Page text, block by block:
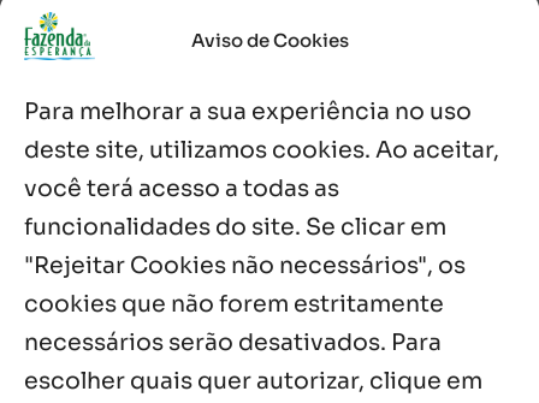
Aviso de Cookies
Para melhorar a sua experiência no uso
deste site, utilizamos cookies. Ao aceitar,
você terá acesso a todas as
funcionalidades do site. Se clicar em
"Rejeitar Cookies não necessários", os
cookies que não forem estritamente
necessários serão desativados. Para
escolher quais quer autorizar, clique em
8 ago, 2026
Acolhidos e voluntários participam do
Sopão da Comunidade Mata Redonda
7 ago, 2026
Es de Chapala celebram perseverança e
missão em encontro
7 ago, 2026
Notícias por Categoria